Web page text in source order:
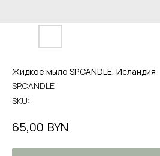
Жидкое мыло SP.CANDLE, Исландия
SP.CANDLE
SKU:
65,00 BYN